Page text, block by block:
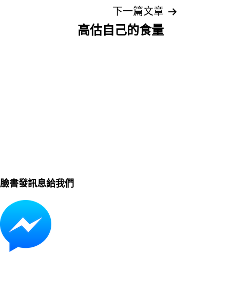
下一篇文章
高估自己的食量
臉書發訊息給我們